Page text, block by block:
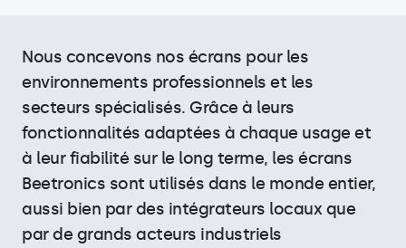
Nous concevons nos écrans pour les
environnements professionnels et les
secteurs spécialisés. Grâce à leurs
fonctionnalités adaptées à chaque usage et
à leur fiabilité sur le long terme, les écrans
Beetronics sont utilisés dans le monde entier,
aussi bien par des intégrateurs locaux que
par de grands acteurs industriels